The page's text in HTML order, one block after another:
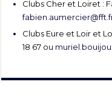
Clubs Cher et Loiret :
Clubs Eure et Loir et
18 67 ou